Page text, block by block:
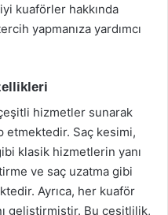
kuaförler hakkında
yapmanıza yardımcı
hizmetler sunarak
Saç kesimi,
klasik hizmetlerin yanı
ve saç uzatma gibi
Ayrıca, her kuaför
geliştirmiştir. Bu çeşitlilik,